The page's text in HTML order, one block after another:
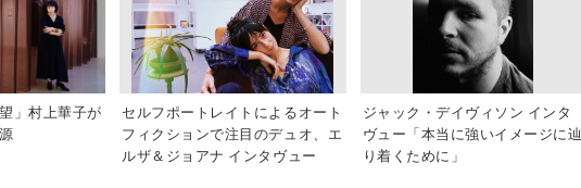
」村上華子が
セルフポートレイトによるオート
フィクションで注目のデュオ、エ
ルザ＆ジョアナ インタヴュー
ジャック・デイヴィソン インタ
ヴュー「本当に強いイメージに辿
り着くために」